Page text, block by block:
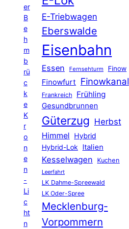
er
B
e
h
m
b
rü
c
k
e
K
r
o
n
e
n
-
Li
c
ht
n
E-Triebwagen
Eberswalde
Eisenbahn
Essen Fernsehturm Finow
Finowfurt Finowkanal
Frankreich Frühling
Gesundbrunnen
Güterzug Herbst
Himmel
Hybrid
Hybrid-Lok Italien
Kesselwagen Kuchen
Leerfahrt
LK Dahme-Spreewald
LK Oder-Spree
Mecklenburg-
Vorpommern